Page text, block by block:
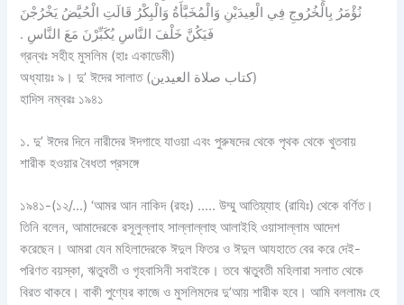
نُؤْمَرُ بِالْخُرُوجِ فِي الْعِيدَيْنِ وَالْمُخَبَّأَةُ وَالْبِكْرُ قَالَتِ الْحُيَّضُ يَخْرُجْنَ
فَيَكُنَّ خَلْفَ النَّاسِ يُكَبِّرْنَ مَعَ النَّاسِ ‏.‏
গ্রন্থঃ সহীহ মুসলিম (হাঃ একাডেমী)
অধ্যায়ঃ ৯। দু’ ঈদের সালাত (كتاب صلاة العيدين)
হাদিস নম্বরঃ ১৯৪১
১. দু’ ঈদের দিনে নারীদের ঈদগাহে যাওয়া এবং পুরুষদের থেকে পৃথক থেকে খুতবায়
শারীক হওয়ার বৈধতা প্রসঙ্গে
১৯৪১-(১২/…) ‘আমর আন নাকিদ (রহঃ) ….. উম্মু আতিয়্যাহ (রাযিঃ) থেকে বর্ণিত।
তিনি বলেন, আমাদেরকে রসূলুল্লাহ সাল্লাল্লাহু আলাইহি ওয়াসাল্লাম আদেশ
করেছেন। আমরা যেন মহিলাদেরকে ঈদুল ফিতর ও ঈদুল আযহাতে বের করে দেই-
পরিণত বয়স্কা, ঋতুবতী ও গৃহবাসিনী সবাইকে। তবে ঋতুবতী মহিলারা সলাত থেকে
বিরত থাকবে। বাকী পুণ্যের কাজে ও মুসলিমদের দু’আয় শারীক হবে। আমি বললামঃ হে